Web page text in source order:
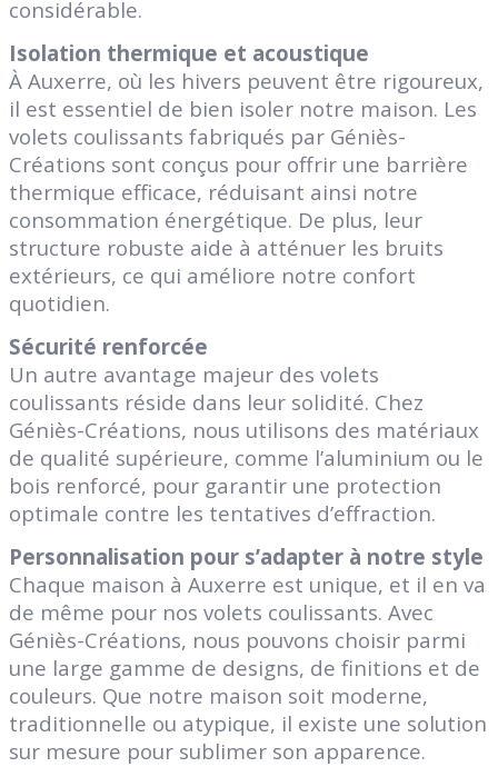
considérable.
Isolation thermique et acoustique
À Auxerre, où les hivers peuvent être rigoureux,
il est essentiel de bien isoler notre maison. Les
volets coulissants fabriqués par Géniès-
Créations sont conçus pour offrir une barrière
thermique efficace, réduisant ainsi notre
consommation énergétique. De plus, leur
structure robuste aide à atténuer les bruits
extérieurs, ce qui améliore notre confort
quotidien.
Sécurité renforcée
Un autre avantage majeur des volets
coulissants réside dans leur solidité. Chez
Géniès-Créations, nous utilisons des matériaux
de qualité supérieure, comme l’aluminium ou le
bois renforcé, pour garantir une protection
optimale contre les tentatives d’effraction.
Personnalisation pour s’adapter à notre style
Chaque maison à Auxerre est unique, et il en va
de même pour nos volets coulissants. Avec
Géniès-Créations, nous pouvons choisir parmi
une large gamme de designs, de finitions et de
couleurs. Que notre maison soit moderne,
traditionnelle ou atypique, il existe une solution
sur mesure pour sublimer son apparence.